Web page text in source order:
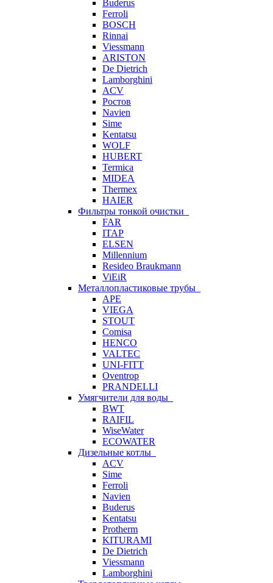
Buderus
Ferroli
BOSCH
Rinnai
Viessmann
ARISTON
De Dietrich
Lamborghini
ACV
Ростов
Navien
Sime
Kentatsu
WOLF
HUBERT
Termica
MIDEA
Thermex
HAIER
Фильтры тонкой очистки
FAR
ITAP
ELSEN
Millennium
Resideo Braukmann
ViEiR
Металлопластиковые трубы
APE
VIEGA
STOUT
Comisa
HENCO
VALTEC
UNI-FITT
Oventrop
PRANDELLI
Умягчители для воды
BWT
RAIFIL
WiseWater
ECOWATER
Дизельные котлы
ACV
Sime
Ferroli
Navien
Buderus
Kentatsu
Protherm
KITURAMI
De Dietrich
Viessmann
Lamborghini